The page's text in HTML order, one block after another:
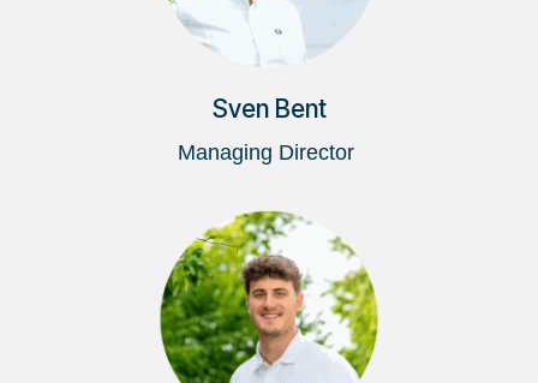
Sven Bent
Managing Director